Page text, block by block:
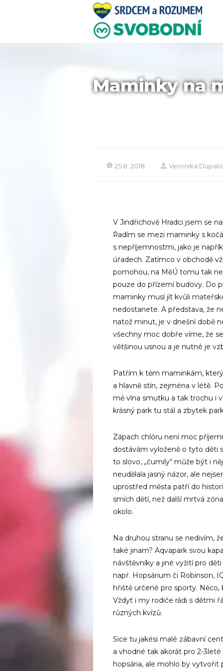
Maminky na
25.8. 2018 Veronika
V Jindřichově Hradci jsem se
Řadím se mezi maminky s
s nepříjemnostmi, jako je
úřadech. Zatímco v obchodě
pomohou, na MěÚ tomu tak
pouze do přízemí budovy. Do
maminky musí jít kvůli
nedostanete. A představa, že
natož minut, je v dnešní době
všechny moc dobře víme, že
většinou usnou a je nutné je
Patřím k těm maminkám,
a hlavně stín, zejména v létě.
mě vlna smutku a tak trochu i
krásný park tu stál a zbytek
Zápach chlóru není moc
dostávám vyloženě o tyto děti
to slovo, „čumily“ může být i
neudělala jasný názor, ale
uprostřed města patří do
smích dětí, než další mrtvá
okolo.
Na druhou stranu se nedivím,
také jinam? Aqvapark svou
návštěvníky a jiné vyžití pro
např. Hopsárium či Robinson,
hřiště určené pro sporty.
Vždyť i my rodiče rádi s dětmi
různých kvízů.
Sice tu jakési malé zábavní
a vhodné tak akorát pro 2-
hopsária, ale mohlo by